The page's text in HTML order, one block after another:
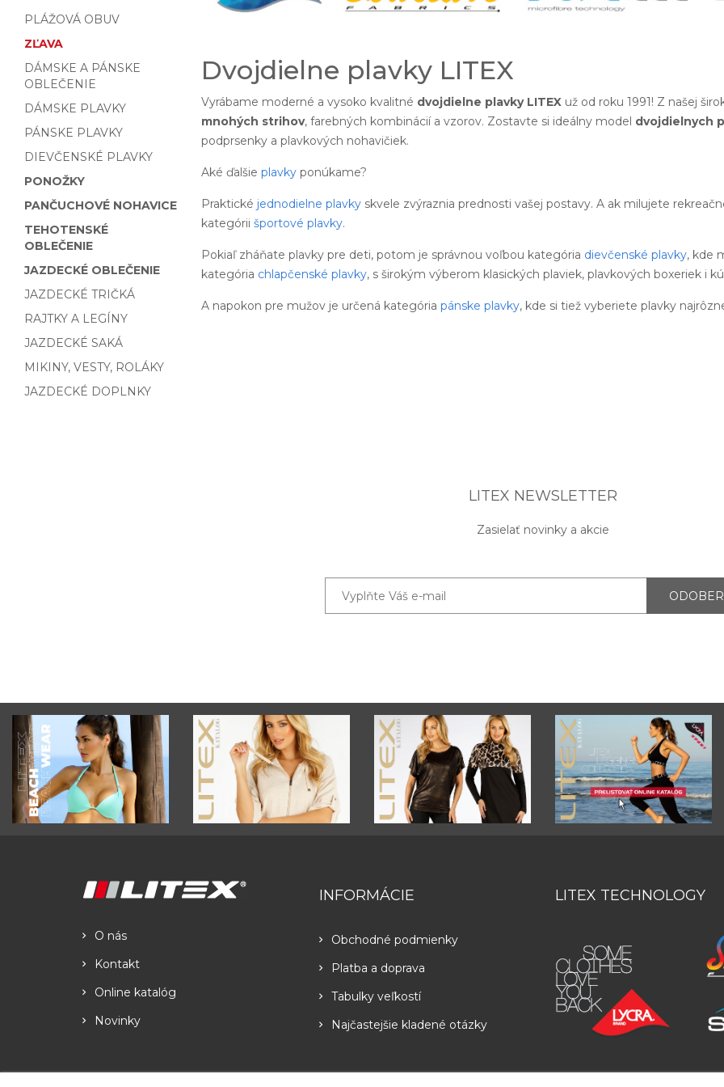
PLÁŽOVÁ OBUV
ZĽAVA
DÁMSKE A PÁNSKE
OBLEČENIE
DÁMSKE PLAVKY
PÁNSKE PLAVKY
DIEVČENSKÉ PLAVKY
PONOŽKY
PANČUCHOVÉ NOHAVICE
TEHOTENSKÉ
OBLEČENIE
JAZDECKÉ OBLEČENIE
JAZDECKÉ TRIČKÁ
RAJTKY A LEGÍNY
JAZDECKÉ SAKÁ
MIKINY, VESTY, ROLÁKY
JAZDECKÉ DOPLNKY
Dvojdielne plavky LITEX
Vyrábame moderné a vysoko kvalitné dvojdielne plavky LITEX už od roku 1991! Z našej
mnohých strihov, farebných kombinácií a vzorov. Zostavte si ideálny model dvojdielnych
podprsenky a plavkových nohavičiek.
Aké ďalšie plavky ponúkame?
Praktické jednodielne plavky skvele zvýraznia prednosti vašej postavy. A ak milujete
kategórii športové plavky.
Pokiaľ zháňate plavky pre deti, potom je správnou voľbou kategória dievčenské plavky, kde
kategória chlapčenské plavky, s širokým výberom klasických plaviek, plavkových boxeriek i
A napokon pre mužov je určená kategória pánske plavky, kde si tiež vyberiete plavky
LITEX NEWSLETTER
Zasielať novinky a akcie
O nás
Kontakt
Online katalóg
Novinky
INFORMÁCIE
Obchodné podmienky
Platba a doprava
Tabulky veľkostí
Najčastejšie kladené otázky
LITEX TECHNOLOGY